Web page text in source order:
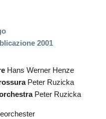
2001
Hans Werner Henze
Peter Ruzicka
Peter Ruzicka